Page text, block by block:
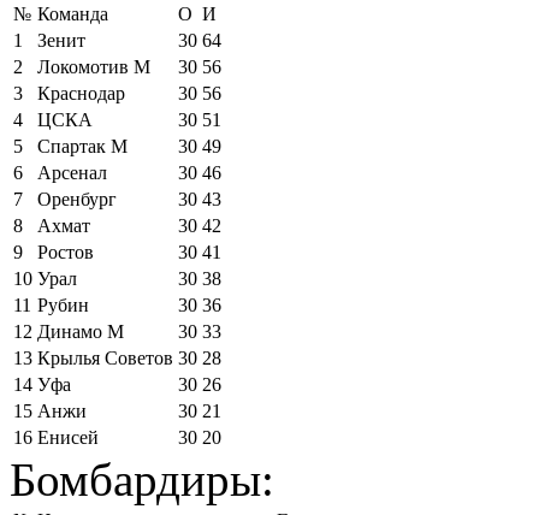
№ Команда О И
1
Зенит 30 64
2
Локомотив М 30 56
3
Краснодар 30 56
4
ЦСКА 30 51
5
Спартак М 30 49
6
Арсенал 30 46
7
Оренбург 30 43
8
Ахмат 30 42
9
Ростов 30 41
10 Урал 30 38
11 Рубин 30 36
12 Динамо М 30 33
13 Крылья Советов 30 28
14 Уфа 30 26
15 Анжи 30 21
16 Енисей 30 20
Бомбардиры: